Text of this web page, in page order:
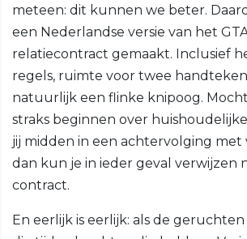
meteen: dit kunnen we beter.
een Nederlandse versie van het
relatiecontract gemaakt. Inclusief
regels, ruimte voor twee
natuurlijk een flinke knipoog.
straks beginnen over
jij midden in een achtervolging met
dan kun je in ieder geval verwijzen
contract.
En eerlijk is eerlijk: als de